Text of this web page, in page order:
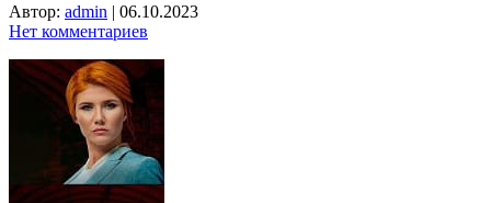
Автор: admin | 06.10.2023
Нет комментариев